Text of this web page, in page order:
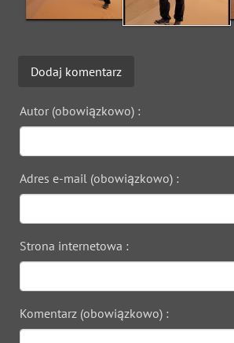
Dodaj komentarz
Autor (obowiązkowo) :
Adres e-mail (obowiązkowo) :
Strona internetowa :
Komentarz (obowiązkowo) :